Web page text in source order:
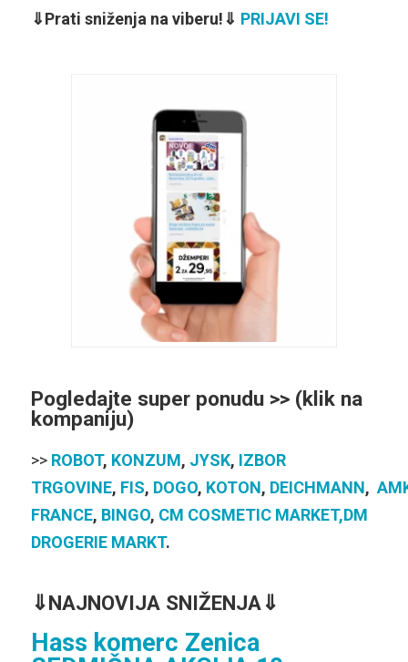
⇓Prati sniženja na viberu!⇓ PRIJAVI SE!
Pogledajte super ponudu >> (klik na
kompaniju)
>> ROBOT, KONZUM, JYSK, IZBOR
TRGOVINE, FIS, DOGO, KOTON, DEICHMANN,
FRANCE, BINGO, CM COSMETIC MARKET,DM
DROGERIE MARKT.
⇓NAJNOVIJA SNIŽENJA⇓
Hass komerc Zenica